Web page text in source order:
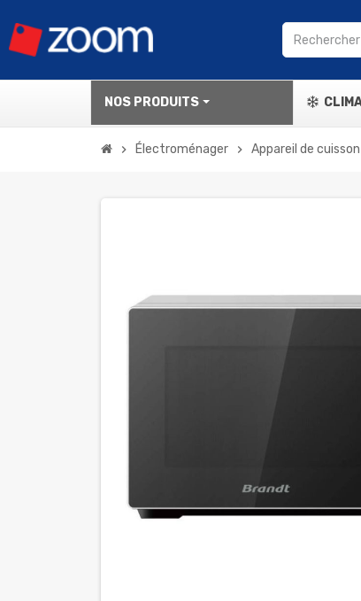
NOS PRODUITS
chevron_right Électroménager chevron_right Appareil de cuisson